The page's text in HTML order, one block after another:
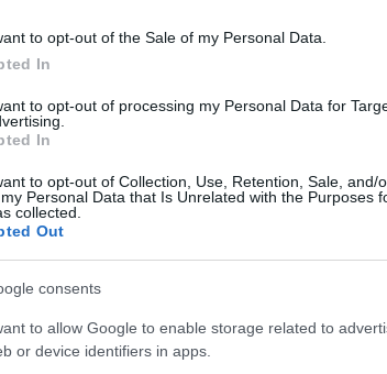
to opt-out of the Sale of my Personal Data.
In
to opt-out of processing my Personal Data for
In
to opt-out of Collection, Use, Retention, Sale, and/
Personal Data that Is Unrelated with the Purposes
collected.
Out
consents
to allow Google to enable storage related to
or device identifiers in apps.
a WRC hivatalos szimulátorjátékát, ekkor a
ugyanebben az évben egyesült az EA Sports
el 2023-ra az EA Sports WRC szimulátorjátékot,